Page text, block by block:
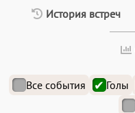
История встреч
Все события Голы